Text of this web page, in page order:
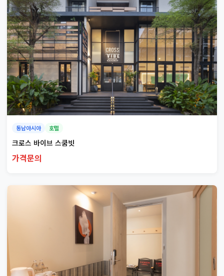
동남아시아 호텔
크로스 바이브 스쿰빗
가격문의